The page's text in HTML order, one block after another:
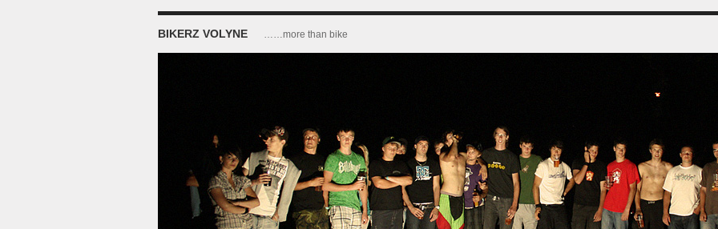
BIKERZ VOLYNE ……more than bike